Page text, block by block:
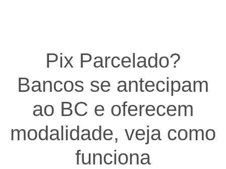
Pix Parcelado?
Bancos se antecipam
ao BC e oferecem
modalidade, veja como
funciona